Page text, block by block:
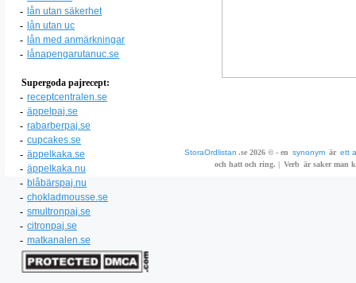
- lån utan säkerhet
- lån utan uc
- lån med anmärkningar
- lånapengarutanuc.se
Supergoda pajrecept:
- receptcentralen.se
- äppelpaj.se
- rabarberpaj.se
- cupcakes.se
- äppelkaka.se
- äppelkaka.nu
- blåbärspaj.nu
- chokladmousse.se
- smultronpaj.se
- citronpaj.se
- matkanalen.se
StoraOrdlistan .se 2026 © - en synonym är ett
och hatt och ring. | Verb är saker man